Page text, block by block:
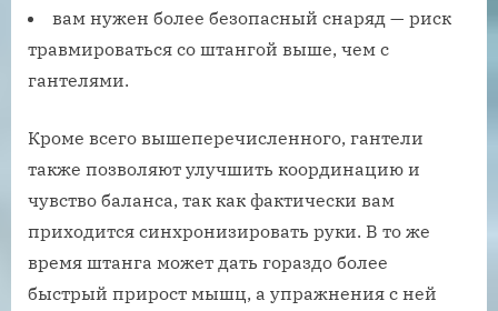
вам нужен более безопасный снаряд — риск
травмироваться со штангой выше, чем с
гантелями.
Кроме всего вышеперечисленного, гантели
также позволяют улучшить координацию и
чувство баланса, так как фактически вам
приходится синхронизировать руки. В то же
время штанга может дать гораздо более
быстрый прирост мышц, а упражнения с ней